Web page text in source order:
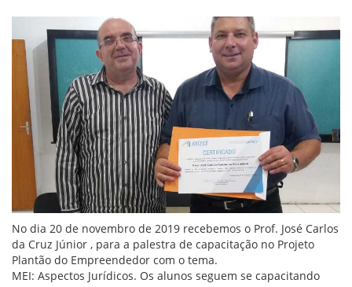
No dia 20 de novembro de 2019 recebemos o Prof. José Carlos
da Cruz Júnior , para a palestra de capacitação no Projeto
Plantão do Empreendedor com o tema.
MEI: Aspectos Jurídicos. Os alunos seguem se capacitando